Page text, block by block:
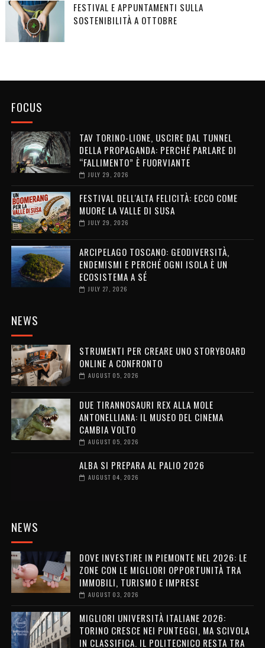
FESTIVAL E APPUNTAMENTI SULLA
SOSTENIBILITÀ A OTTOBRE
FOCUS
TAV TORINO-LIONE, USCIRE DAL TUNNEL
DELLA PROPAGANDA: PERCHÉ PARLARE DI
“FALLIMENTO” È FUORVIANTE
JULY 29, 2026
FESTIVAL DELL'ALTA FELICITÀ: ECCO COME
MUORE LA VALLE DI SUSA
JULY 29, 2026
ARCIPELAGO TOSCANO: GEODIVERSITÀ,
ENDEMISMI E PERCHÉ OGNI ISOLA È UN
ECOSISTEMA A SÉ
JULY 27, 2026
NEWS
STRUMENTI PER CREARE UNO STORYBOARD
ONLINE A CONFRONTO
AUGUST 05, 2026
DUE TIRANNOSAURI REX ALLA MOLE
ANTONELLIANA: IL MUSEO DEL CINEMA
CAMBIA VOLTO
AUGUST 05, 2026
ALBA SI PREPARA AL PALIO 2026
AUGUST 04, 2026
NEWS
DOVE INVESTIRE IN PIEMONTE NEL 2026: LE
ZONE CON LE MIGLIORI OPPORTUNITÀ TRA
IMMOBILI, TURISMO E IMPRESE
AUGUST 03, 2026
MIGLIORI UNIVERSITÀ ITALIANE 2026:
TORINO CRESCE NEI PUNTEGGI, MA SCIVOLA
IN CLASSIFICA. IL POLITECNICO RESTA TRA